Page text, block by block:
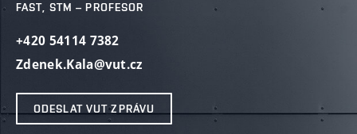
FAST, STM – PROFESOR
+420 54114 7382
Zdenek.Kala@vut.cz
ODESLAT VUT ZPRÁVU